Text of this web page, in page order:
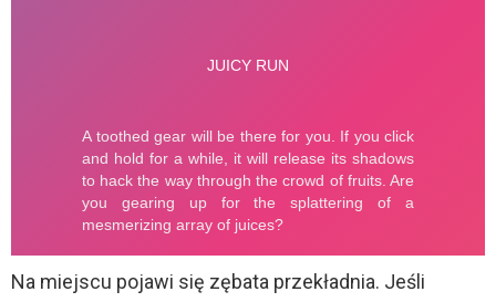
Na miejscu pojawi się zębata przekładnia. Jeśli